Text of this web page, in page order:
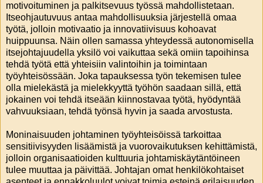
motivoituminen ja palkitsevuus työssä mahdollistetaan.
Itseohjautuvuus antaa mahdollisuuksia järjestellä omaa
työtä, jolloin motivaatio ja innovatiivisuus kohoavat
huippuunsa. Näin ollen samassa yhteydessä autonomisella
itsejohtajuudella yksilö voi vaikuttaa sekä omiin tapoihinsa
tehdä työtä että yhteisiin valintoihin ja toimintaan
työyhteisössään. Joka tapauksessa työn tekemisen tulee
olla mielekästä ja mielekkyyttä työhön saadaan sillä, että
jokainen voi tehdä itseään kiinnostavaa työtä, hyödyntää
vahvuuksiaan, tehdä työnsä hyvin ja saada arvostusta.
Moninaisuuden johtaminen työyhteisöissä tarkoittaa
sensitiivisyyden lisäämistä ja vuorovaikutuksen kehittämistä,
jolloin organisaatioiden kulttuuria johtamiskäytäntöineen
tulee muuttaa ja päivittää. Johtajan omat henkilökohtaiset